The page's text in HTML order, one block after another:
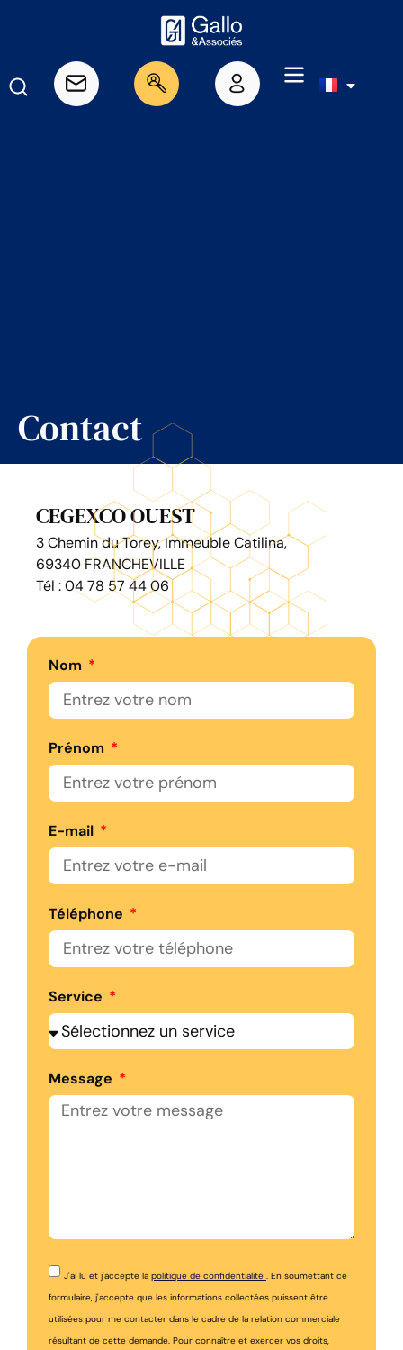
Contact
CEGEXCO OUEST
3 Chemin du Torey, Immeuble Catilina,
69340 FRANCHEVILLE
Tél : 04 78 57 44 06
Nom
Prénom
E-mail
Téléphone
Service
Message
J'ai lu et j'accepte la politique de confidentialité . En soumettant ce
formulaire, j'accepte que les informations collectées puissent être
utilisées pour me contacter dans le cadre de la relation commerciale
résultant de cette demande. Pour connaître et exercer vos droits,